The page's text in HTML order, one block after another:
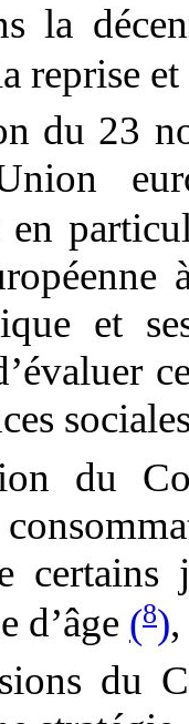
la
reprise
du 23
en
et
du
d’âge (8),
du